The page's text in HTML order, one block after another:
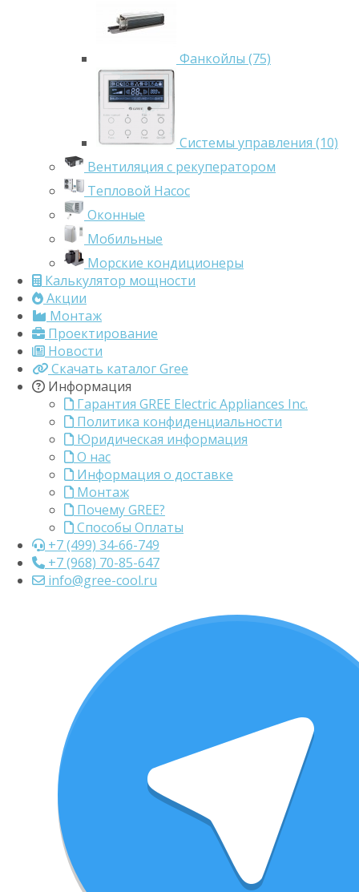
Фанкойлы (75)
Системы управления (10)
Вентиляция с рекуператором
Тепловой Насос
Оконные
Мобильные
Морские кондиционеры
Калькулятор мощности
Акции
Монтаж
Проектирование
Новости
Скачать каталог Gree
Информация
Гарантия GREE Electric Appliances Inc.
Политика конфиденциальности
Юридическая информация
О нас
Информация о доставке
Монтаж
Почему GREE?
Способы Оплаты
+7 (499) 34-66-749
+7 (968) 70-85-647
info@gree-cool.ru